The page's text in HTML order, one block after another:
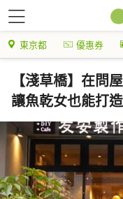
東京都 優惠券
【淺草橋】在問
讓魚乾女也能打